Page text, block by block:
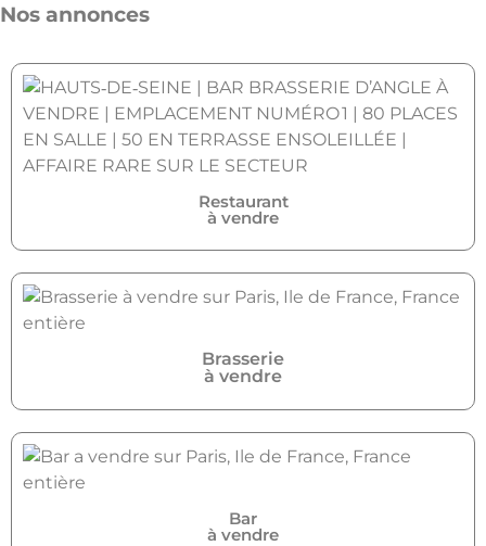
Nos annonces
Restaurant
à vendre
Brasserie
à vendre
Bar
à vendre